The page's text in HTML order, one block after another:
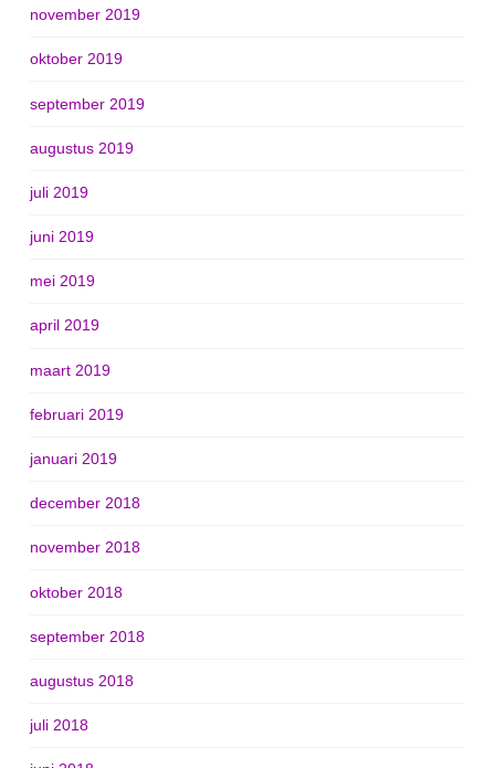
november 2019
oktober 2019
september 2019
augustus 2019
juli 2019
juni 2019
mei 2019
april 2019
maart 2019
februari 2019
januari 2019
december 2018
november 2018
oktober 2018
september 2018
augustus 2018
juli 2018